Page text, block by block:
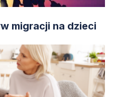
migracji na dzieci